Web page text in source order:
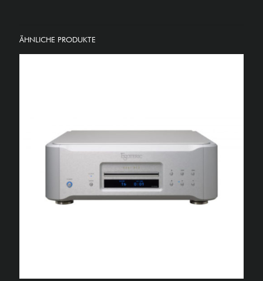
ÄHNLICHE PRODUKTE